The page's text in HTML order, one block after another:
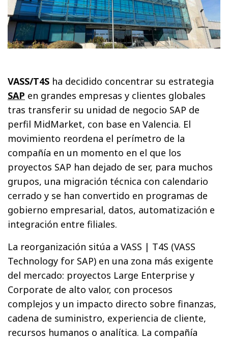
VASS/T4S ha decidido concentrar su estrategia
SAP en grandes empresas y clientes globales
tras transferir su unidad de negocio SAP de
perfil MidMarket, con base en Valencia. El
movimiento reordena el perímetro de la
compañía en un momento en el que los
proyectos SAP han dejado de ser, para muchos
grupos, una migración técnica con calendario
cerrado y se han convertido en programas de
gobierno empresarial, datos, automatización e
integración entre filiales.
La reorganización sitúa a VASS | T4S (VASS
Technology for SAP) en una zona más exigente
del mercado: proyectos Large Enterprise y
Corporate de alto valor, con procesos
complejos y un impacto directo sobre finanzas,
cadena de suministro, experiencia de cliente,
recursos humanos o analítica. La compañía